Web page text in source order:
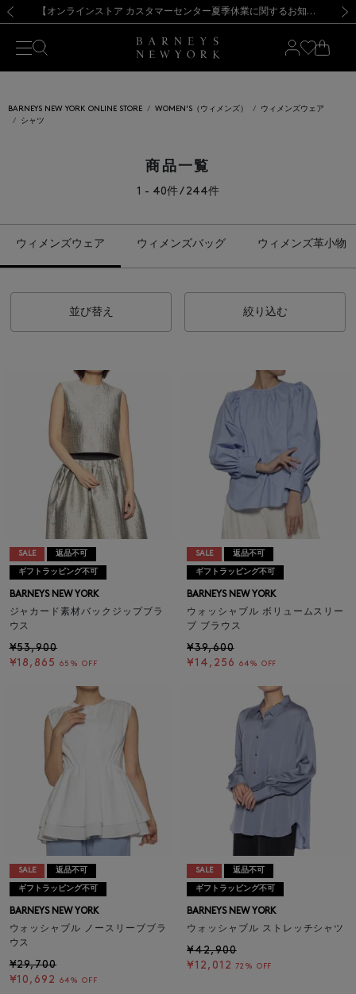
新規登録のお客様も対象！＜MY BARNEYS＞会員のお客様は11,000円（税込）以上のお買上げで常時送料無料！お買い物の際は会員登録を！
【夏季休業に伴う出荷一時停止のお知らせ】(2026.8.7) 【オンラインストア カスタマーセンター夏季休業に関するお知らせ】（2026.8.7）
【夏季休業に伴う返品・交換承り一時停止のお知らせ】（2026.8.5）
熊本県を中心とした地震の影響によるお荷物のお届けについて
【開催中】SUMMER SALEのご案内・ご注意事項 新規登録のお客様も対象！＜MY BARNEYS＞会員のお客様は11,000円（税込）以上のお買上げで常時送料無料！お買い物の際は会員登録を！
【夏季休業に伴う出荷一時停止のお知らせ】(2026.8.7)
BARNEYS NEW YORK ONLINE STORE WOMEN'S（ウィメンズ）
ウィメンズウェア
シャツ
商品一覧
1 - 40件 / 244件
ウィメンズウェア ウィメンズバッグ ウィメンズ革小物
並び替え 絞り込む
SALE 返品不可
ギフトラッピング不可
BARNEYS NEW YORK
ジャカード素材バックジップブラ
ウス
¥53,900
¥18,865
65% OFF
SALE 返品不可
ギフトラッピング不可
BARNEYS NEW YORK
ウォッシャブル ボリュームスリー
ブ ブラウス
¥39,600
¥14,256
64% OFF
SALE 返品不可
ギフトラッピング不可
BARNEYS NEW YORK
ウォッシャブル ノースリーブブラ
ウス
¥29,700
¥10,692
64% OFF
SALE 返品不可
ギフトラッピング不可
BARNEYS NEW YORK
ウォッシャブル ストレッチシャツ
¥42,900
¥12,012 72% OFF